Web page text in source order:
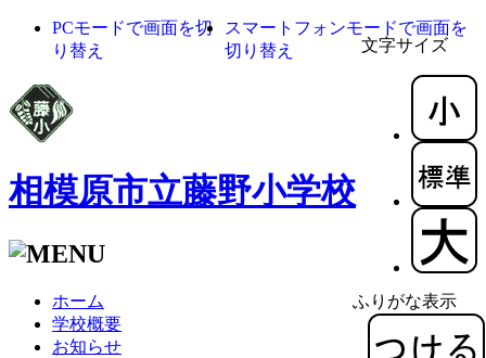
文字サイズ
ふりがな表示
PCモードで画面を切
り替え
スマートフォンモードで画面を
切り替え
相模原市立藤野小学校
ホーム
学校概要
お知らせ